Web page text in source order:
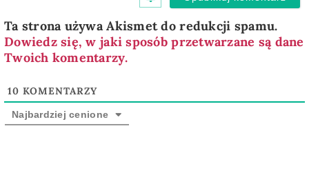
Ta strona używa Akismet do redukcji spamu.
Dowiedz się, w jaki sposób przetwarzane są dane
Twoich komentarzy.
10 KOMENTARZY
Najbardziej cenione